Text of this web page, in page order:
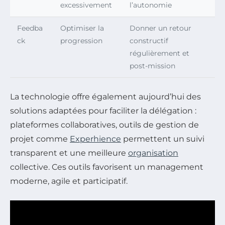
excessivement
l’autonomie
Feedba
ck
Optimiser la
progression
Donner un retour
constructif
régulièrement et
post-mission
La technologie offre également aujourd’hui des
solutions adaptées pour faciliter la délégation :
plateformes collaboratives, outils de gestion de
projet comme Experhience permettent un suivi
transparent et une meilleure organisation
collective. Ces outils favorisent un management
moderne, agile et participatif.